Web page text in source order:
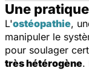
Une
L'ostéopathie,
manipuler le
pour soulager
très hétérogène.